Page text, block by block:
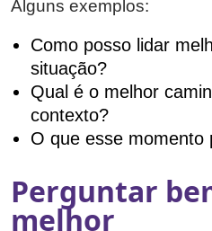
Alguns exemplos:
Como posso lidar
situação?
Qual é o melhor
contexto?
O que esse momento
Perguntar
melhor